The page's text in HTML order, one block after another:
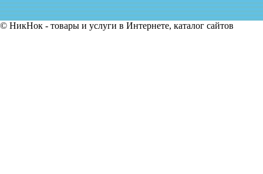
© НикНок - товары и услуги в Интернете, каталог сайтов